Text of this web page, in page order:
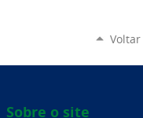
Sobre o site